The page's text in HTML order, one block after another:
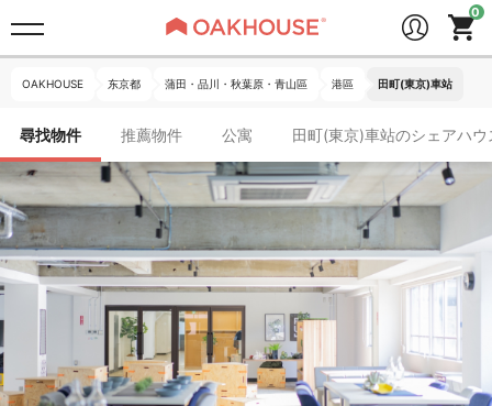
OAKHOUSE 东京都 蒲田・品川・秋葉原・青山區 港區 田町(東京)車站
尋找物件 推薦物件 公寓 田町(東京)車站のシェアハ